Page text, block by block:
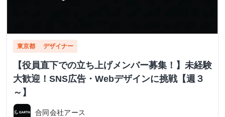
東京都 デザイナー
【役員直下での立ち上げメンバー募集！】未経験
大歓迎！SNS広告・Webデザインに挑戦【週３
～】
合同会社アース